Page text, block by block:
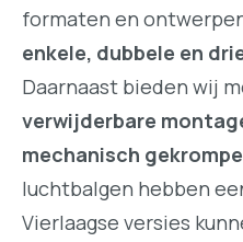
formaten en
enkele, dubbele en
Daarnaast bieden wij
verwijderbare
mechanisch
luchtbalgen hebben
Vierlaagse versies